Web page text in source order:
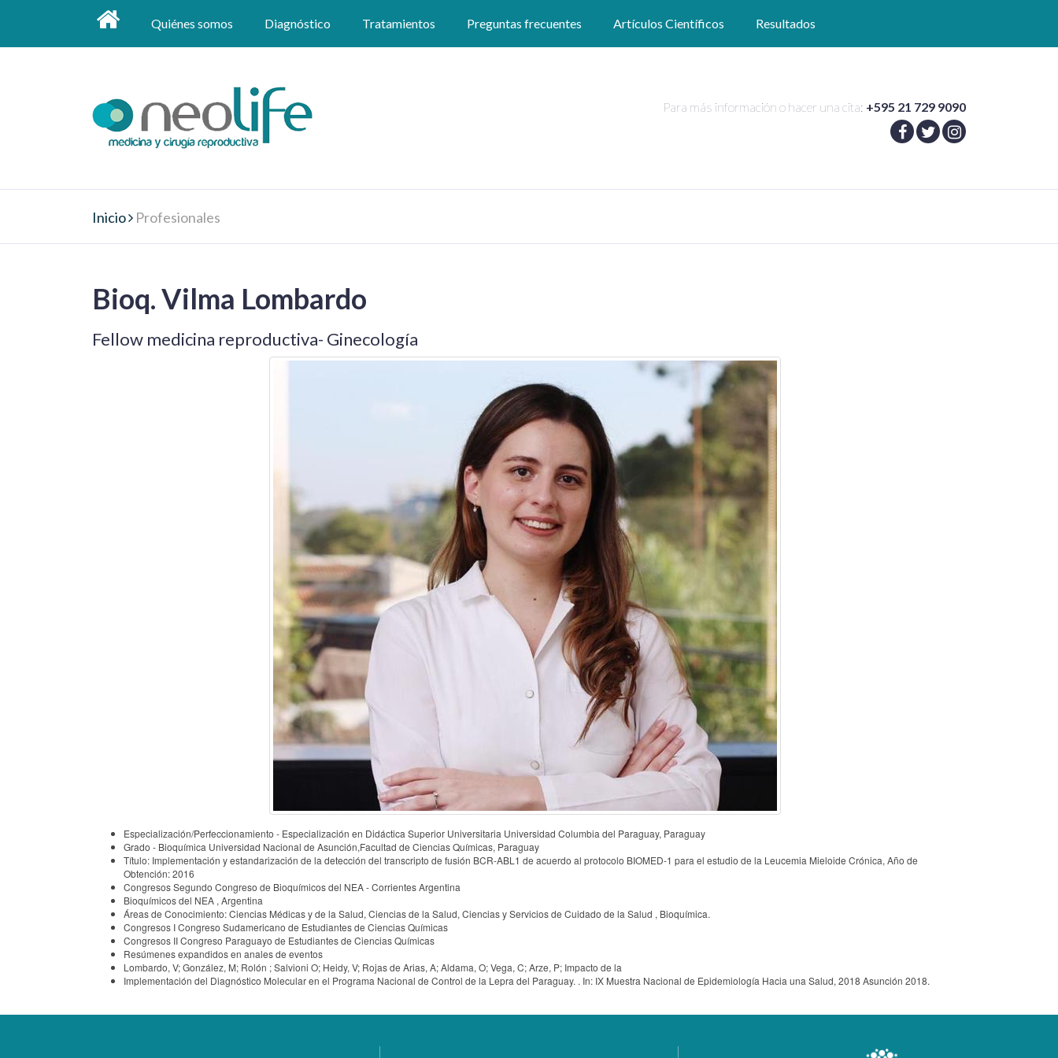
Quiénes somos Diagnóstico Tratamientos Preguntas frecuentes Artículos Científicos Resultados
Para más información o hacer una cita: +595 21 729 9090
Inicio Profesionales
Bioq. Vilma Lombardo
Fellow medicina reproductiva- Ginecología
Especialización/Perfeccionamiento - Especialización en Didáctica Superior Universitaria Universidad Columbia del Paraguay, Paraguay
Grado - Bioquímica Universidad Nacional de Asunción,Facultad de Ciencias Químicas, Paraguay
Título: Implementación y estandarización de la detección del transcripto de fusión BCR-ABL1 de acuerdo al protocolo BIOMED-1 para el estudio de la Leucemia Mieloide Crónica, Año de
Obtención: 2016
Congresos Segundo Congreso de Bioquímicos del NEA - Corrientes Argentina
Bioquímicos del NEA , Argentina
Áreas de Conocimiento: Ciencias Médicas y de la Salud, Ciencias de la Salud, Ciencias y Servicios de Cuidado de la Salud , Bioquímica.
Congresos I Congreso Sudamericano de Estudiantes de Ciencias Químicas
Congresos II Congreso Paraguayo de Estudiantes de Ciencias Químicas
Resúmenes expandidos en anales de eventos
Lombardo, V; González, M; Rolón ; Salvioni O; Heidy, V; Rojas de Arias, A; Aldama, O; Vega, C; Arze, P; Impacto de la
Implementación del Diagnóstico Molecular en el Programa Nacional de Control de la Lepra del Paraguay. . In: IX Muestra Nacional de Epidemiología Hacia una Salud, 2018 Asunción 2018.